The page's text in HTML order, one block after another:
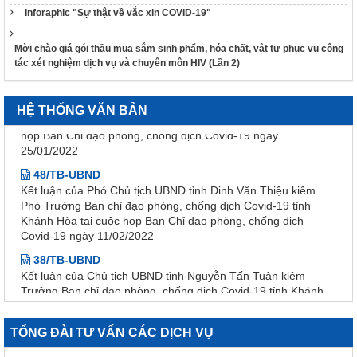
Inforaphic "Sự thật về vắc xin COVID-19"
Mời chào giá gói thầu mua sắm sinh phẩm, hóa chất, vật tư phục vụ công
tác xét nghiệm dịch vụ và chuyên môn HIV (Lần 2)
HỆ THỐNG VĂN BẢN
nhân quyền tháng 01/2026
HƯỚNG DẪN QUẢN LÝ NGƯỜI MẮC COVID-19 TẠI NHÀ
Chỉ đạo phòng, chống dịch Covid-19 tỉnh Khánh Hòa tại cuộc
họp Ban Chỉ đạo phòng, chống dịch Covid-19 ngày
25/01/2022
Kết luận của Phó Chủ tịch UBND tỉnh Đinh Văn Thiệu kiêm
Phó Trưởng Ban chỉ đạo phòng, chống dịch Covid-19 tỉnh
Khánh Hòa tại cuộc họp Ban Chỉ đạo phòng, chống dịch
Covid-19 ngày 11/02/2022
38/TB-UBND
Kết luận của Chủ tịch UBND tỉnh Nguyễn Tấn Tuân kiêm
Trưởng Ban chỉ đạo phòng, chống dịch Covid-19 tỉnh Khánh
Hòa tại cuộc họp Ban chỉ đạo phòng, chống dịch Covid-19
3639/QĐ-BYT
Quyết định Về việc ban hành tài liệu chuyên môn “Hướng dẫn
TỔNG ĐÀI TƯ VẤN CÁC DỊCH VỤ